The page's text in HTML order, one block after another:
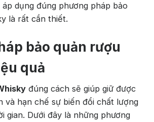
dụng đúng phương pháp bảo
là rất cần thiết.
bảo quản rượu
quả
đúng cách sẽ giúp giữ được
và hạn chế sự biến đổi chất lượng
gian. Dưới đây là những phương